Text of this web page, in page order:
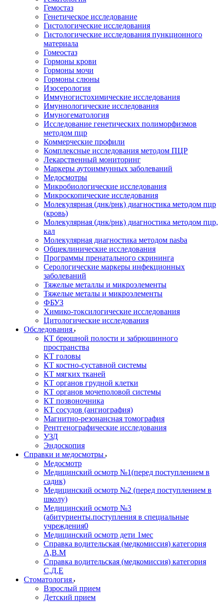
Гемостаз
Генетическое исследование
Гистологические исследования
Гистологические исследования пункционного
материала
Гомеостаз
Гормоны крови
Гормоны мочи
Гормоны слюны
Изосерология
Иммуногистохимические исследования
Имуннологические исследования
Имуногематология
Исследование генетических полиморфизмов
методом пцр
Коммерческие профили
Комплексные исследования методом ПЦР
Лекарственный мониторинг
Маркеры аутоиммунных заболеваний
Медосмотры
Микробиологические исследования
Микроскопические исследования
Молекулярная (днк/рнк) диагностика методом пцр
(кровь)
Молекулярная (днк/рнк) диагностика методом пцр,
кал
Молекулярная диагностика методом nasba
Общеклинические исследования
Программы пренатального скрининга
Серологические маркеры инфекционных
заболеваний
Тяжелые металлы и микроэлементы
Тяжелые металы и микроэлементы
ФБУЗ
Химико-токсилогические исследования
Цитологические исследования
Обследования
КТ брюшной полости и забрюшинного
пространства
КТ головы
КТ костно-суставной системы
КТ мягких тканей
КТ органов грудной клетки
КТ органов мочеполовой системы
КТ позвоночника
КТ сосудов (ангиография)
Магнитно-резонансная томография
Рентгенографические исследования
УЗД
Эндоскопия
Справки и медосмотры
Медосмотр
Медицинский осмотр №1(перед поступлением в
садик)
Медицинский осмотр №2 (перед поступлением в
школу)
Медицинский осмотр №3
(абитуриенты.поступления в специальные
учреждения0
Медицинский осмотр дети 1мес
Справка водительская (медкомиссия) категория
А,В.М
Справка водительская (медкомиссия) категория
С,Д,Е
Стоматология
Взрослый прием
Детский прием